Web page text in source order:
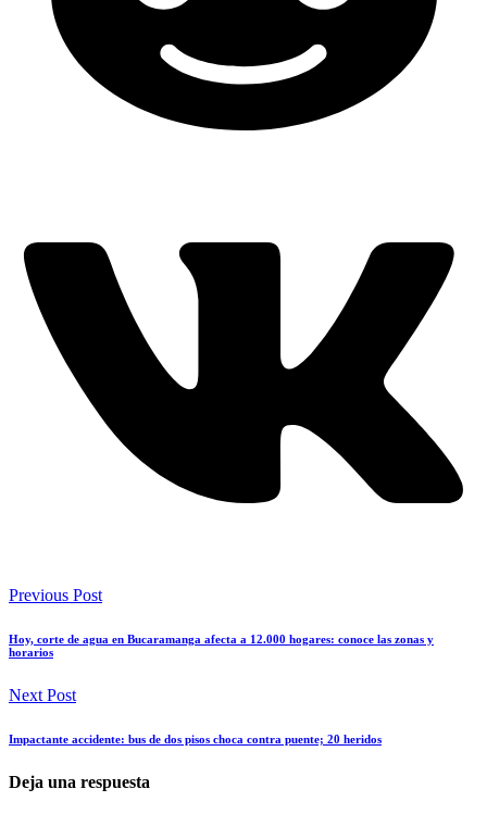
Previous Post
Hoy, corte de agua en Bucaramanga afecta a 12.000 hogares: conoce las zonas y
horarios
Next Post
Impactante accidente: bus de dos pisos choca contra puente; 20 heridos
Deja una respuesta